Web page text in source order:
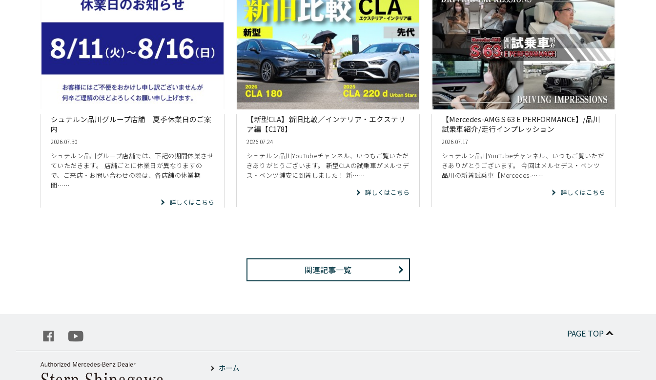
シュテルン品川グループ店舗 夏季休業日のご案
内
2026.07.30
シュテルン品川グループ店舗では、下記の期間休業させ
ていただきます。 店舗ごとに休業日が異なりますの
で、ご来店・お問い合わせの際は、各店舗の休業期
間……
詳しくはこちら
【新型CLA】新旧比較／インテリア・エクステリ
ア編【C178】
2026.07.24
シュテルン品川YouTubeチャンネル、いつもご覧いただ
きありがとうございます。 新型CLAの試乗車がメルセデ
ス・ベンツ浦安に到着しました！ 新……
詳しくはこちら
【Mercedes-AMG S 63 E PERFORMANCE】/品川
試乗車紹介/走行インプレッション
2026.07.17
シュテルン品川YouTubeチャンネル、いつもご覧いただ
きありがとうございます。 今回はメルセデス・ベンツ
品川の新着試乗車【Mercedes-……
詳しくはこちら
関連記事一覧
PAGE TOP
ホーム